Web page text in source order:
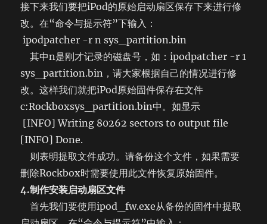
接下来我们要把iPod的原始启动扇区保存下来进行修
改。在“命令与提示符”下输入：
ipodpatcher -r n sys_partition.bin
其中n是刚才记录的磁盘号，如：ipodpatcher -r 1
sys_partition.bin，请大家根据自己的情况进行修
改。这样我们就把iPod原始固件保存在文件
c:Rockboxsys_partition.bin中。如显示
[INFO] Writing 80262 sectors to output file
[INFO] Done.
则表明提取文件成功。请备份这个文件，如果需要
删除Rockbox时需要使用此文件恢复原始固件。
4.制作安装启动扇区文件
首先我们要使用ipod_fw.exe从备份的固件中提取